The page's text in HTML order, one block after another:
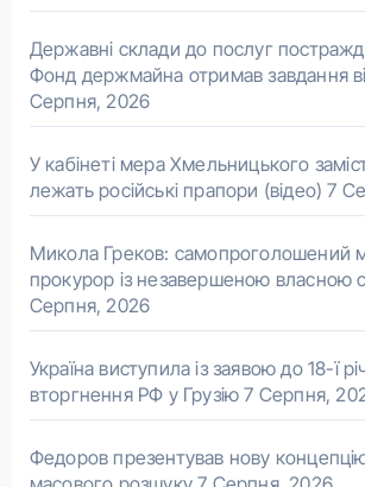
Державні склади до послуг
Фонд держмайна отримав завдання
Серпня, 2026
У кабінеті мера Хмельницького
лежать російські прапори (відео) 7
Микола Греков: самопроголошений
прокурор із незавершеною власною
Серпня, 2026
Україна виступила із заявою до 18-ї
вторгнення РФ у Грузію 7 Серпня,
Федоров презентував нову концепцію